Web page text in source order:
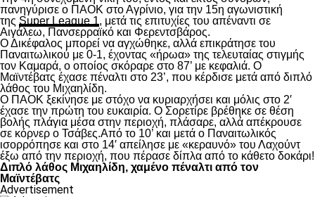
πανηγύρισε ο ΠΑΟΚ στο Αγρίνιο, για την 15η αγωνιστική
της Super League 1, μετά τις επιτυχίες του απέναντι σε
Αιγάλεω, Πανσερραϊκό και Φερεντσβάρος.
Ο Δικέφαλος μπορεί να αγχώθηκε, αλλά επικράτησε του
Παναιτωλικού με 0-1, έχοντας «ήρωα» της τελευταίας στιγμής
τον Καμαρά, ο οποίος σκόραρε στο 87’ με κεφαλιά. Ο
Μαϊντέβατς έχασε πέναλτι στο 23’, που κέρδισε μετά από διπλό
λάθος του Μιχαηλίδη.
Ο ΠΑΟΚ ξεκίνησε με στόχο να κυριαρχήσει και μόλις στο 2′
έχασε την πρώτη του ευκαιρία. Ο Σορετίρε βρέθηκε σε θέση
βολής πλάγια μέσα στην περιοχή, πλάσαρε, αλλά απέκρουσε
σε κόρνερ ο Τσάβες.Από το 10’ και μετά ο Παναιτωλικός
ισορρόπησε και στο 14′ απείλησε με «κεραυνό» του Λαχούντ
έξω από την περιοχή, που πέρασε δίπλα από το κάθετο δοκάρι!
Διπλό λάθος Μιχαηλίδη, χαμένο πέναλτι από τον
Μαϊντέβατς
Advertisement